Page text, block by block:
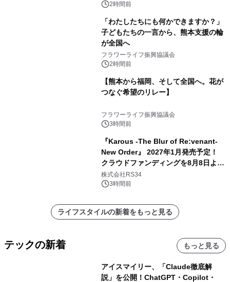
2時間前
「わたしたちにも何かできますか？」
子どもたちの一言から、熊本支援の輪
が全国へ
フラワーライフ振興協議会
2時間前
【熊本から福岡、そして全国へ。花が
つなぐ希望のリレー】
フラワーライフ振興協議会
3時間前
『Karous -The Blur of Re:venant-
New Order』 2027年1月発売予定！
クラウドファンディングを8月8日より
開始
株式会社RS34
3時間前
ライフスタイルの新着をもっと見る
テックの新着 もっと見る
アイスマイリー、「Claude徹底解
説」を公開！ChatGPT・Copilot・